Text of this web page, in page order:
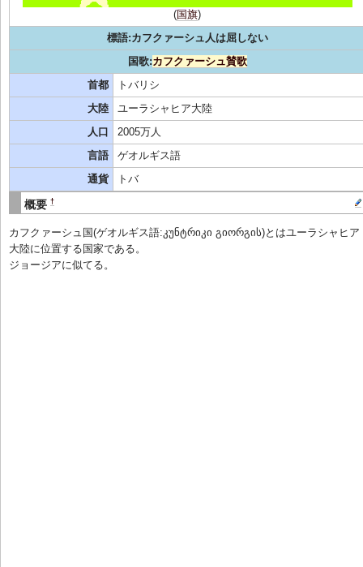
(国旗)
標語:カフクァーシュ人は屈しない
国歌:カフクァーシュ賛歌
首都
トバリシ
大陸
ユーラシャヒア大陸
人口
2005万人
言語
ゲオルギス語
通貨
トバ
概要 †
カフクァーシュ国(ゲオルギス語:კუნტრიკი გიორგის)とはユーラシャヒア
大陸に位置する国家である。
ジョージアに似てる。